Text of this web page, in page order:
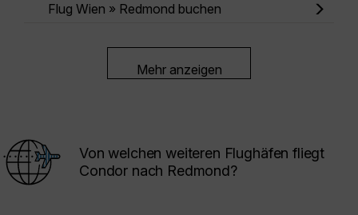
Flug Wien » Redmond buchen
Mehr anzeigen
Von welchen weiteren Flughäfen fliegt
Condor nach Redmond?